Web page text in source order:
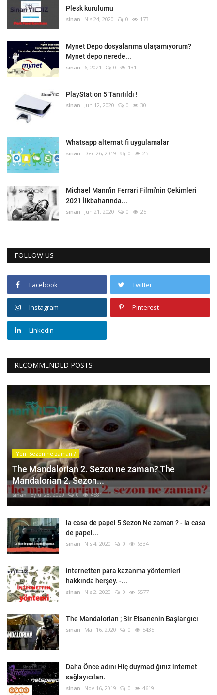
Plesk kurulumu
sinan Nis 24, 2020 0 173
Mynet Depo dosyalarıma ulaşamıyorum?
Mynet depo nerede...
sinan 6, 2021 0 131
PlayStation 5 Tanıtıldı !
sinan Jun 12, 2020 0 30
Whatsapp alternatifi uygulamalar
sinan Dec 26, 2019 0 25
Michael Mann'in Ferrari Filmi'nin Çekimleri
2021 İlkbaharında...
sinan Jun 21, 2020 0 25
FOLLOW US
Facebook Twitter
Instagram Pinterest
Linkedin
RECOMMENDED POSTS
Yeni Sezon ne zaman ?
The Mandalorian 2. Sezon ne zaman? The
Mandalorian 2. Sezon...
sinan Eylül 28, 2020 0 4581
la casa de papel 5 Sezon Ne zaman ? - la casa
de papel...
sinan Nis 4, 2020 0 6334
internetten para kazanma yöntemleri
hakkında herşey. -...
sinan Nis 2, 2020 0 5577
The Mandalorian ; Bir Efsanenin Başlangıcı
sinan Mar 16, 2020 0 5435
Daha Önce adını Hiç duymadığınız internet
sağlayıcıları.
sinan Nov 16, 2019 0 4619